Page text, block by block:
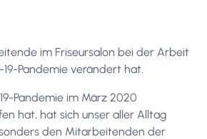
im Friseursalon bei der Arbeit
Pandemie verändert hat.
Pandemie im März 2020
hat, hat sich unser aller Alltag
den Mitarbeitenden der